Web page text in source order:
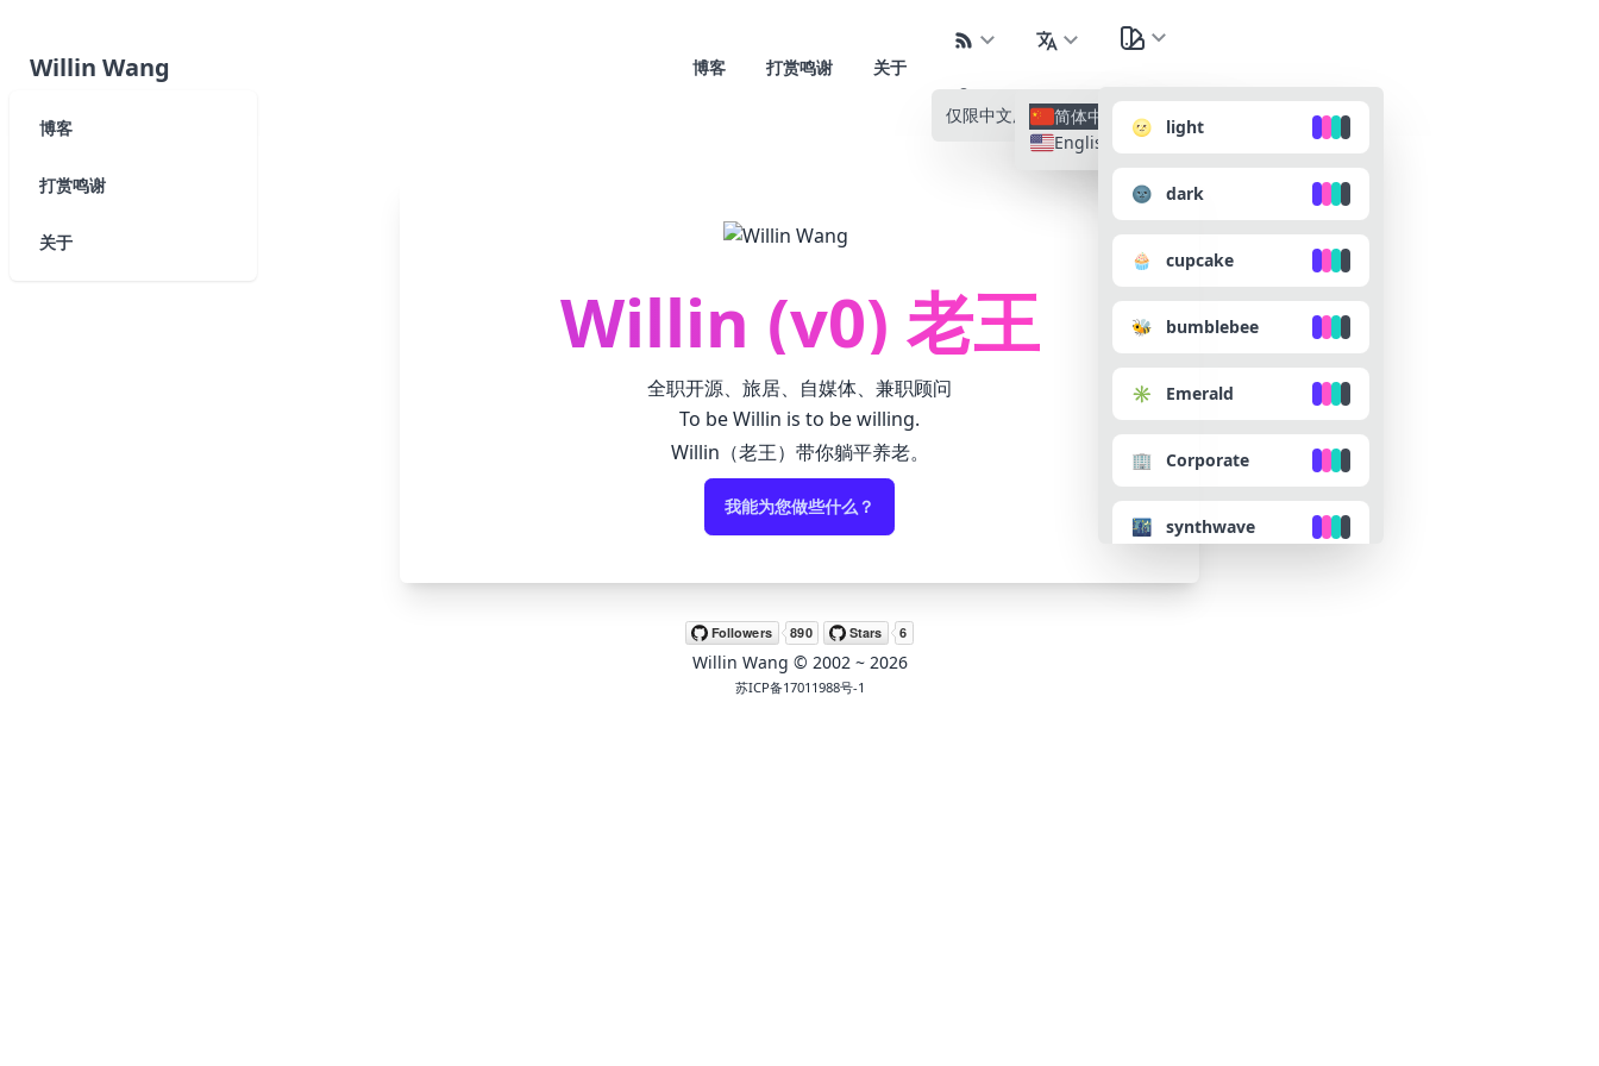
博客
打赏鸣谢
关于
Willin Wang 博客 打赏鸣谢 关于
仅限中文所有语种简体中文
English
🌝 light
🌚 dark
🧁 cupcake
🐝 bumblebee
✳️ Emerald
🏢 Corporate
🌃 synthwave
👴 retro
Willin (v0) 老王
全职开源、旅居、自媒体、兼职顾问
To be Willin is to be willing.
Willin（老王）带你躺平养老。
我能为您做些什么？
Willin Wang © 2002 ~ 2026
苏ICP备17011988号-1